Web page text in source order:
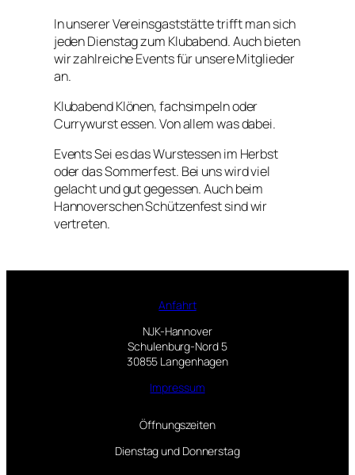
In unserer Vereinsgaststätte trifft man sich
jeden Dienstag zum Klubabend. Auch bieten
wir zahlreiche Events für unsere Mitglieder
an.
Klubabend Klönen, fachsimpeln oder
Currywurst essen. Von allem was dabei.
Events Sei es das Wurstessen im Herbst
oder das Sommerfest. Bei uns wird viel
gelacht und gut gegessen. Auch beim
Hannoverschen Schützenfest sind wir
vertreten.
Anfahrt
NJK-Hannover
Schulenburg-Nord 5
30855 Langenhagen
Impressum
Öffnungszeiten
Dienstag und Donnerstag